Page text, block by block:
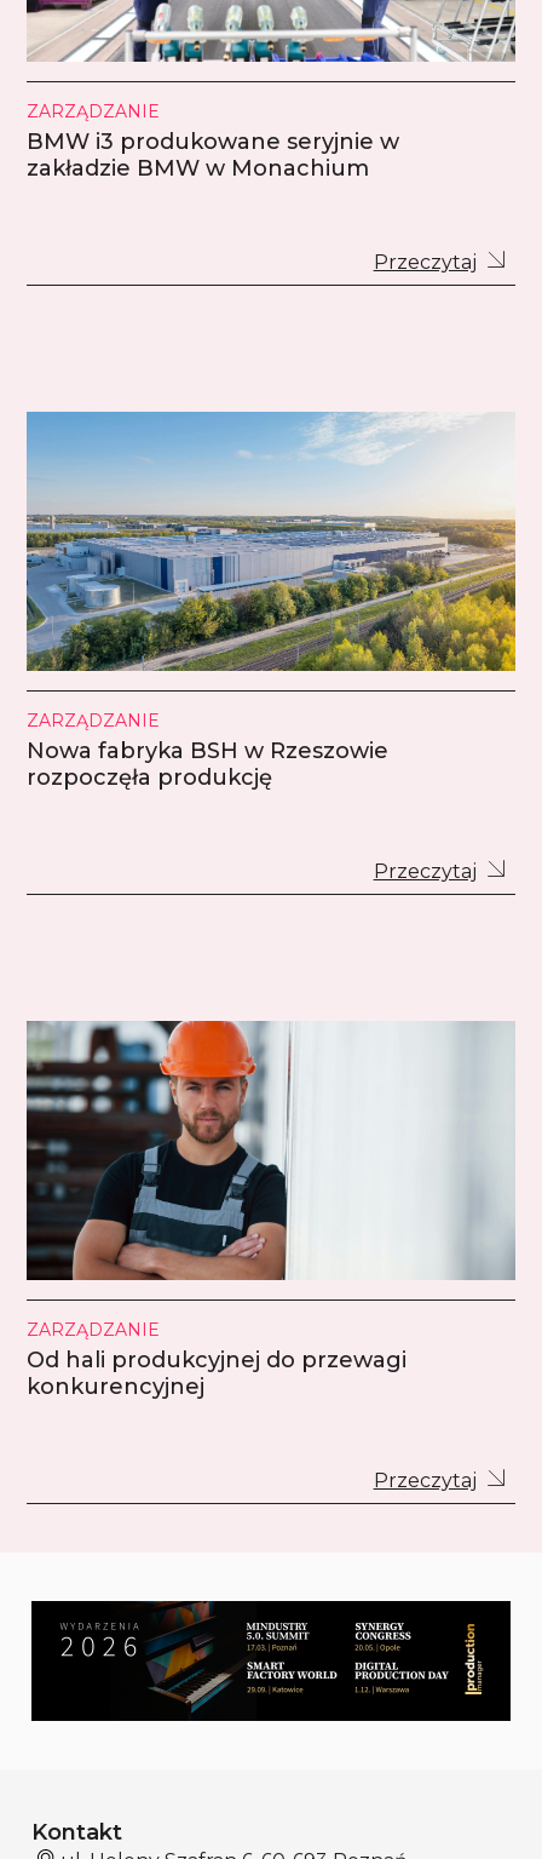
ZARZĄDZANIE
BMW i3 produkowane seryjnie w
zakładzie BMW w Monachium
Przeczytaj
ZARZĄDZANIE
Nowa fabryka BSH w Rzeszowie
rozpoczęła produkcję
Przeczytaj
ZARZĄDZANIE
Od hali produkcyjnej do przewagi
konkurencyjnej
Przeczytaj
Kontakt